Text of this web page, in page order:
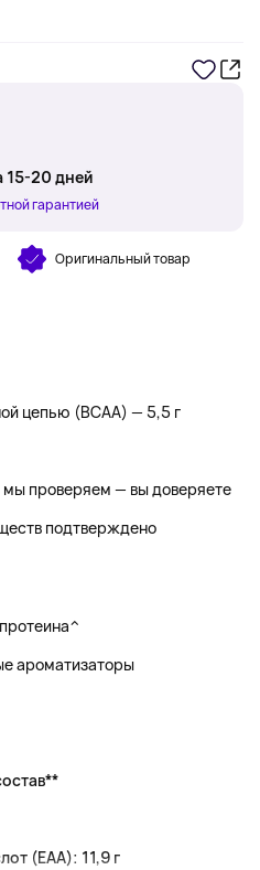
15-20 дней
гарантией
Оригинальный товар
цепью (BCAA) — 5,5 г
проверяем — вы доверяете
подтверждено
ароматизаторы
(EAA): 11,9 г